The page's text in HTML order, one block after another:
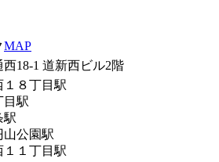
MAP
18-1 道新西ビル2階
１８丁目駅
目駅
駅
山公園駅
１１丁目駅